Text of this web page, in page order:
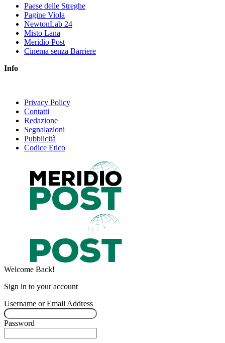
Paese delle Streghe
Pagine Viola
NewtonLab 24
Misto Lana
Meridio Post
Cinema senza Barriere
Info
Privacy Policy
Contatti
Redazione
Segnalazioni
Pubblicità
Codice Etico
Welcome Back!
Sign in to your account
Username or Email Address
Password